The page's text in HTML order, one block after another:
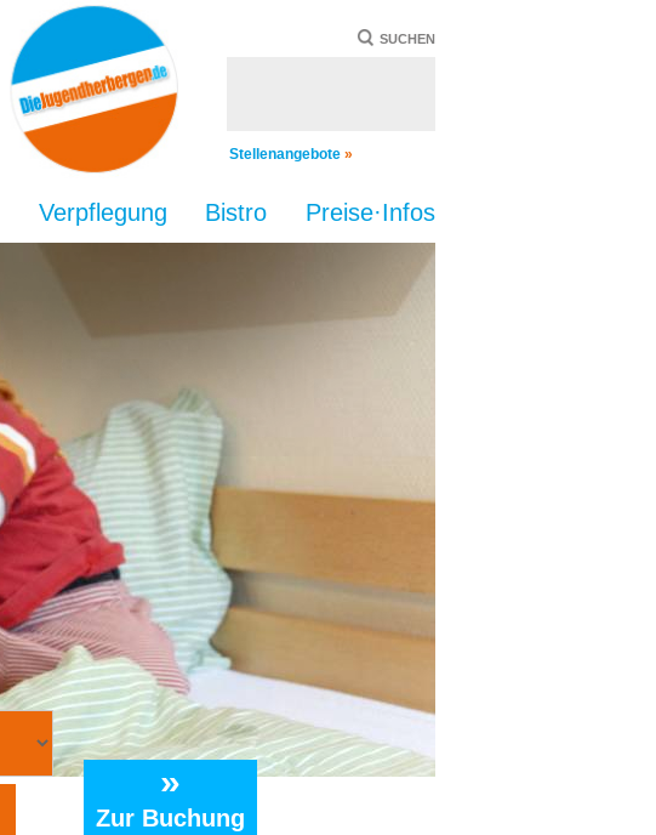
SUCHEN
Stellenangebote »
Verpflegung Bistro Preise·Infos
»
Zur Buchung